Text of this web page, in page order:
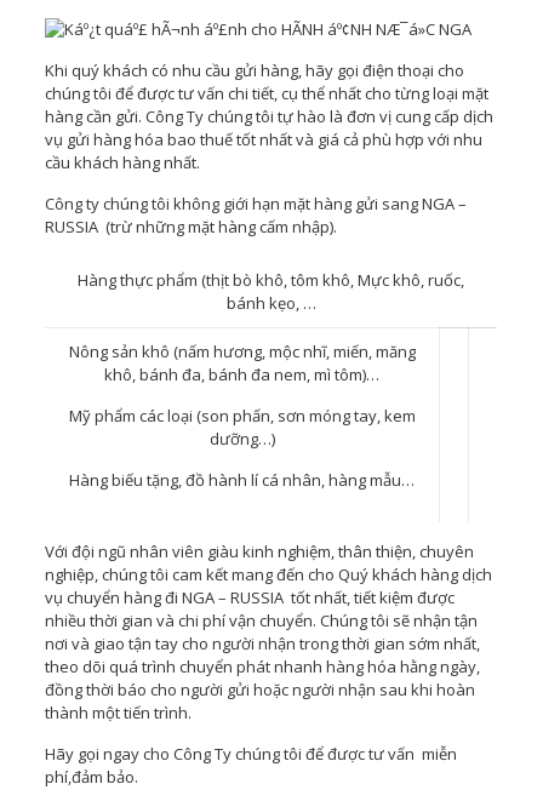
Khi quý khách có nhu cầu gửi hàng, hãy gọi điện thoại cho
chúng tôi để được tư vấn chi tiết, cụ thể nhất cho từng loại mặt
hàng cần gửi. Công Ty chúng tôi tự hào là đơn vị cung cấp dịch
vụ gửi hàng hóa bao thuếtốt nhất và giá cả phù hợp với nhu
cầu khách hàng nhất.
Công ty chúng tôi không giới hạn mặt hàng gửi sang NGA –
RUSSIA (trừ những mặt hàng cấm nhập).
Hàng thực phẩm (thịt bò khô, tôm khô, Mực khô, ruốc,
bánh kẹo, …
Nông sản khô (nấm hương, mộc nhĩ, miến, măng
khô, bánh đa, bánh đa nem, mì tôm)…
Mỹ phẩm các loại (son phấn, sơn móng tay, kem
dưỡng…)
Hàng biếu tặng, đồ hành lí cá nhân, hàng mẫu…
Với đội ngũ nhân viên giàu kinh nghiệm, thân thiện, chuyên
nghiệp, chúng tôi cam kết mang đến cho Quý khách hàng dịch
vụ chuyển hàng đi NGA – RUSSIA tốt nhất, tiết kiệm được
nhiều thời gian và chi phí vận chuyển. Chúng tôi sẽ nhận tận
nơi và giao tận tay cho người nhận trong thời gian sớm nhất,
theo dõi quá trình chuyển phát nhanh hàng hóa hằng ngày,
đồng thời báo cho người gửi hoặc người nhận sau khi hoàn
thành một tiến trình.
Hãy gọi ngay cho Công Ty chúng tôi để được tư vấn miễn
phí,đảm bảo.